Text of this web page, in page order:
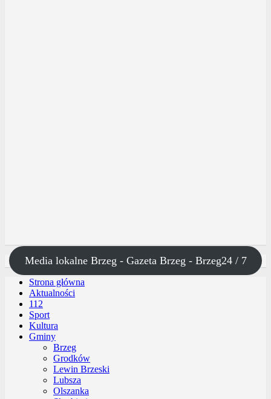
Media lokalne Brzeg - Gazeta Brzeg - Brzeg24 / 7
Strona główna
Aktualności
112
Sport
Kultura
Gminy
Brzeg
Grodków
Lewin Brzeski
Lubsza
Olszanka